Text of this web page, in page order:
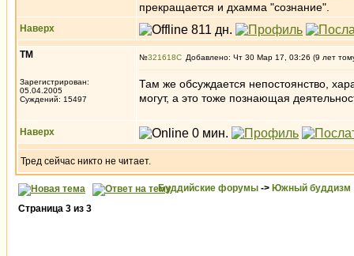
прекращается и дхамма "сознание".
Наверх
ТМ
Зарегистрирован:
05.04.2005
Суждений: 15497
№321618 Добавлено: Чт 30 Мар 17, 03:26 (9 лет
Там же обсуждается непостоянство,
могут, а это тоже познающая
Наверх
Тред сейчас никто не читает.
Буддийские форумы -> Южный буддизм
Страница 3 из 3